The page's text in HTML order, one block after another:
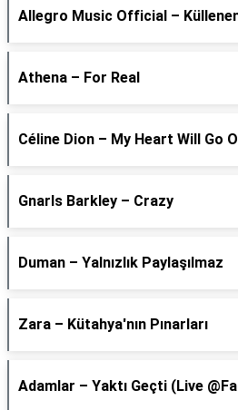
Allegro Music Official –
Athena – For Real
Céline Dion – My Heart Will Go
Gnarls Barkley – Crazy
Duman – Yalnızlık Paylaşılmaz
Zara – Kütahya'nın Pınarları
Adamlar – Yaktı Geçti (Live